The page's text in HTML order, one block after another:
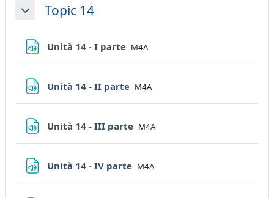
MinimizzaTopic 14
Unità 14 - I parte File
M4A
Unità 14 - II parte File
M4A
Unità 14 - III parte File
M4A
Unità 14 - IV parte File
M4A